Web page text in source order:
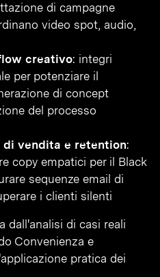
di campagne
video spot, audio,
creativo: integri
per potenziare il
di concept
del processo
vendita e retention:
copy empatici per il Black
sequenze email di
i clienti silenti
dall'analisi di casi reali
Convenienza e
pratica dei